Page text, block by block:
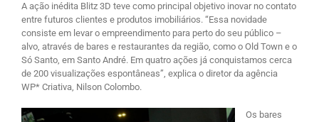
A ação inédita Blitz 3D teve como principal objetivo inovar no contato
entre futuros clientes e produtos imobiliários. “Essa novidade
consiste em levar o empreendimento para perto do seu público –
alvo, através de bares e restaurantes da região, como o Old Town e o
Só Santo, em Santo André. Em quatro ações já conquistamos cerca
de 200 visualizações espontâneas”, explica o diretor da agência
WP* Criativa, Nilson Colombo.
Os bares